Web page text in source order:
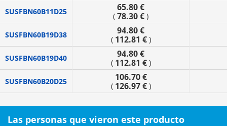
SUSFBN60B11D25 65.80 €
( 78.30 € )
SUSFBN60B19D38 94.80 €
( 112.81 €)
SUSFBN60B19D40 94.80 €
( 112.81 €)
SUSFBN60B20D25 106.70 €
( 126.97 €)
Las personas que vieron este producto